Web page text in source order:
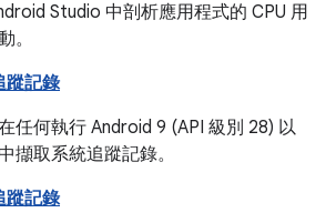
Studio 中剖析應用程式的 CPU 用
。
蹤記錄
任何執行 Android 9 (API 級別 28) 以
擷取系統追蹤記錄。
蹤記錄